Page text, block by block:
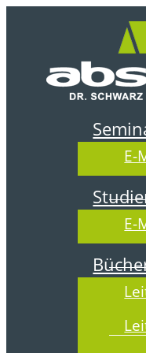
springen
E-
E-